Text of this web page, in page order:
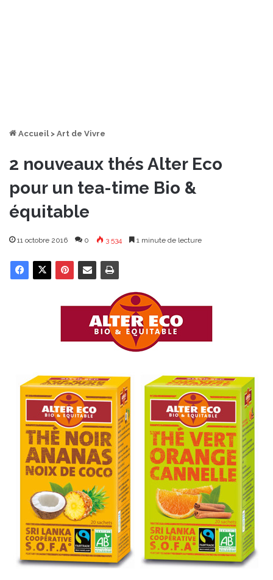
Accueil > Art de Vivre
2 nouveaux thés Alter Eco
pour un tea-time Bio &
équitable
11 octobre 2016 0 3 534 1 minute de lecture